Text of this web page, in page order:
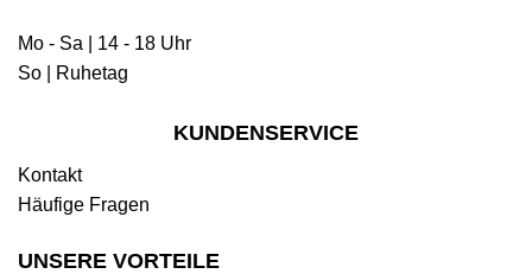
Mo - Sa | 14 - 18 Uhr
So | Ruhetag
KUNDENSERVICE
Kontakt
Häufige Fragen
UNSERE VORTEILE